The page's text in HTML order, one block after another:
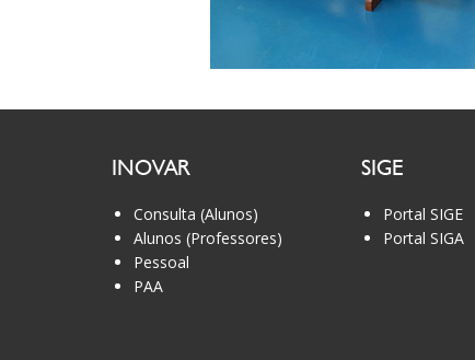
INOVAR
Consulta (Alunos)
Alunos (Professores)
Pessoal
PAA
SIGE
Portal SIGE
Portal SIGA